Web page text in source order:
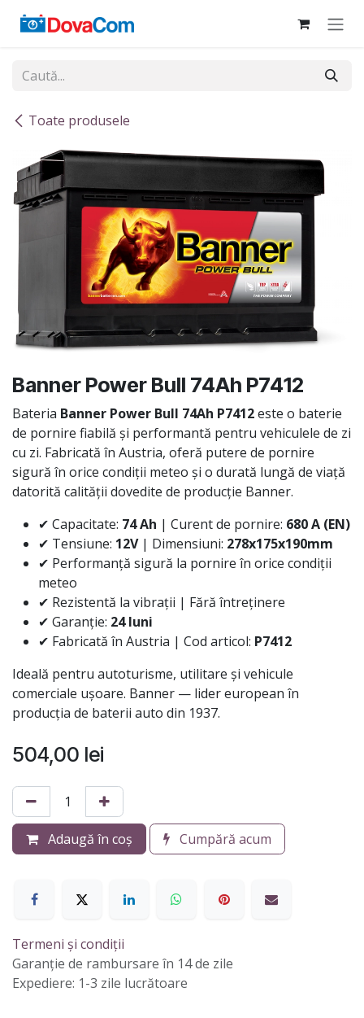
Toate produsele
Banner Power Bull 74Ah P7412
Bateria Banner Power Bull 74Ah P7412este o baterie
de pornire fiabilă și performantă pentru vehiculele de zi
cu zi. Fabricată în Austria, oferă putere de pornire
sigură în orice condiții meteo și o durată lungă de viață
datorită calității dovedite de producție Banner.
✔ Capacitate: 74 Ah | Curent de pornire: 680 A (EN)
✔ Tensiune: 12V| Dimensiuni: 278x175x190mm
✔ Performanță sigură la pornire în orice condiții
meteo
✔ Rezistentă la vibrații | Fără întreținere
✔ Garanție: 24 luni
✔ Fabricată în Austria | Cod articol: P7412
Ideală pentru autoturisme, utilitare și vehicule
comerciale ușoare. Banner — lider european în
producția de baterii auto din 1937.
504,00 lei
Adaugă în coș Cumpără acum
Termeni și condiții
Garanție de rambursare în 14 de zile
Expediere: 1-3 zile lucrătoare